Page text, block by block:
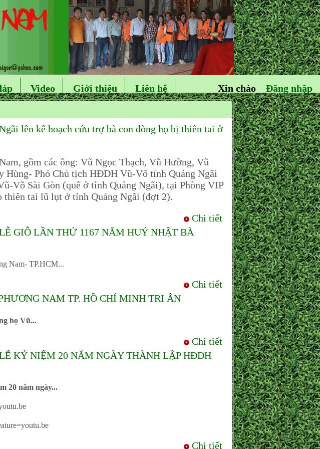
Video Giới thiệu Liên hệ Đăng nhập
Xin chào
lên kế hoạch cứu trợ bà con dòng họ bị thiên tai ở
gồm các ông: Vũ Ngọc Thạch, Vũ Hường, Vũ
Phó Chủ tịch HĐDH Vũ-Võ tỉnh Quảng Ngãi
Võ Sài Gòn (quê ở tỉnh Quảng Ngãi), tại Phòng VIP
thiên tai lũ lụt ở tỉnh Quảng Ngãi (đợt 2).
Chi tiết
GIỖ LẦN THỨ 1167 NĂM HUÝ NHẬT BÀ
Nam- TP.HCM...
Chi tiết
NAM TP. HỒ CHÍ MINH TRI ÂN
họ Vũ...
Chi tiết
KỶ NIỆM 20 NĂM NGÀY THÀNH LẬP HĐDH
20 năm ngày...
Chi tiết